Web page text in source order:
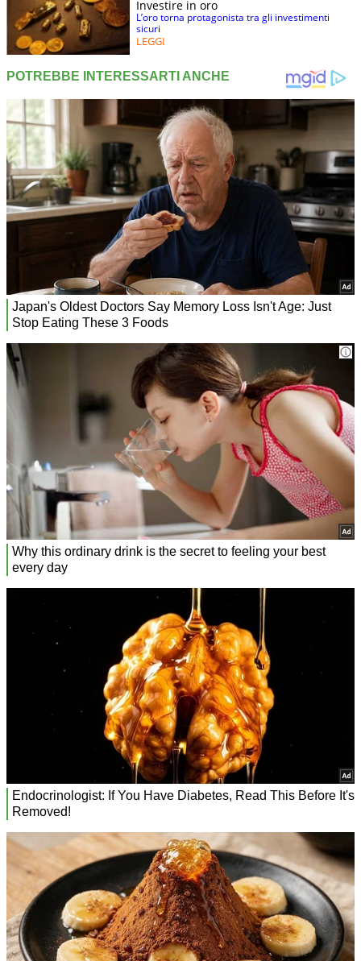
Investire in oro
L’oro torna protagonista tra gli investimenti
sicuri
LEGGI